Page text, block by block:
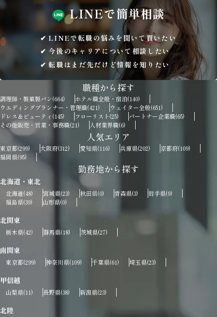
LINEで簡単相談
LINEで転職の悩みを聞いて貰いたい
今後のキャリアについて相談したい
転職はまだ先だけど情報を知りたい
職種から探す
調理師・製菓製パン(664) ホテル職全般・宿泊(140)
ウエディングプランナー・管理職(421) ウェイター全般(651)
ドレス＆ビューティ (145) フローリスト (25) パートナー企業職(65)
その他販売・営業・事務職(21) 人材業界職(6)
人気エリア
東京都(299) 大阪府(312) 愛知県(116) 兵庫県(202) 京都府(109)
福岡県(95)
勤務地から探す
北海道・東北
北海道(48) 宮城県(23) 秋田県(0) 青森県(3) 岩手県(9)
福島県(39) 山形県(0)
北関東
栃木県(42) 群馬県(18) 茨城県(27)
南関東
東京都(299) 神奈川県(109) 千葉県(61) 埼玉県(23)
甲信越
山梨県(11) 長野県(38) 新潟県(23)
北陸